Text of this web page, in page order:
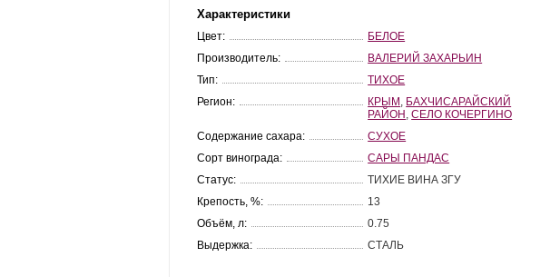
Характеристики
Цвет:
БЕЛОЕ
Производитель:
ВАЛЕРИЙ ЗАХАРЬИН
Тип:
ТИХОЕ
Регион:
КРЫМ БАХЧИСАРАЙСКИЙ
РАЙОН ,СЕЛО КОЧЕРГИНО
Содержание сахара:
СУХОЕ
Сорт винограда:
САРЫ ПАНДАС
Статус:
ТИХИЕ ВИНА ЗГУ
Крепость, %:
13
Объём, л:
0.75
Выдержка:
СТАЛЬ